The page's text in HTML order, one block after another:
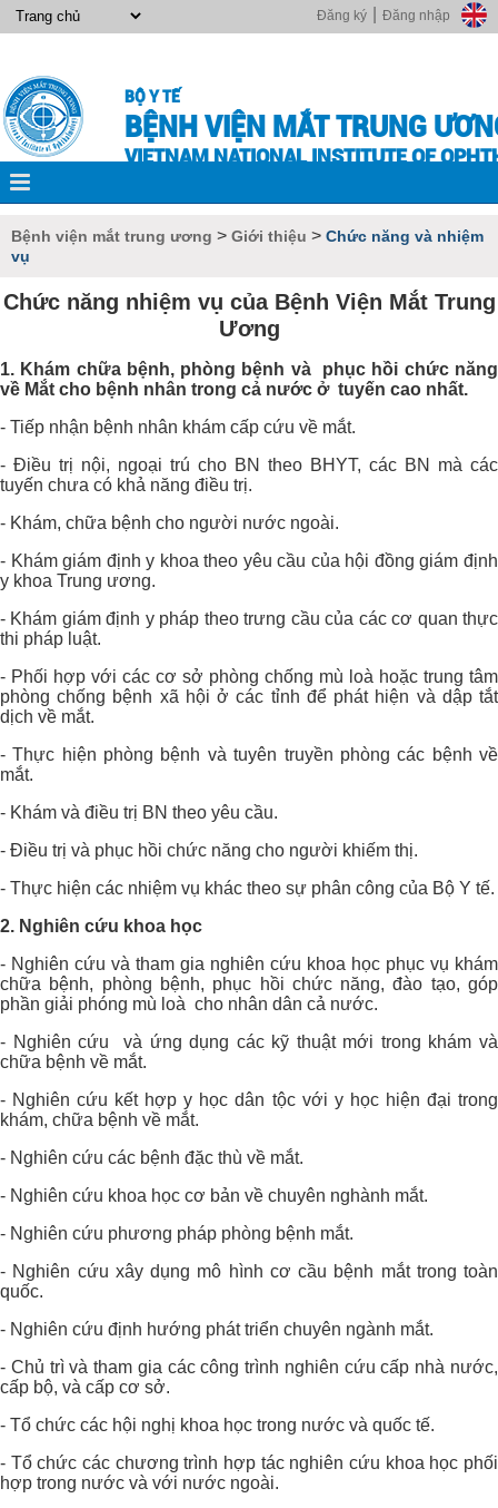
Đăng nhập
Đăng ký
BỘ Y TẾ
BỆNH VIỆN MẮT TRUNG
VIETNAM NATIONAL INSTITUTE OF
Bệnh viện mắt trung ương > Giới thiệu > Chức năng và nhiệm
vụ
Chức năng nhiệm vụ của Bệnh Viện Mắt Trung
Ương
1. Khám chữa bệnh, phòng bệnh và phục hồi chức năng
về Mắt cho bệnh nhân trong cả nước ở tuyến cao nhất.
- Tiếp nhận bệnh nhân khám cấp cứu về mắt.
- Điều trị nội, ngoại trú cho BN theo BHYT, các BN mà các
tuyến chưa có khả năng điều trị.
- Khám, chữa bệnh cho người nước ngoài.
- Khám giám định y khoa theo yêu cầu của hội đồng giám định
y khoa Trung ương.
- Khám giám định y pháp theo trưng cầu của các cơ quan thực
thi pháp luật.
- Phối hợp với các cơ sở phòng chống mù loà hoặc trung tâm
phòng chống bệnh xã hội ở các tỉnh để phát hiện và dập tắt
dịch về mắt.
- Thực hiện phòng bệnh và tuyên truyền phòng các bệnh về
mắt.
- Khám và điều trị BN theo yêu cầu.
- Điều trị và phục hồi chức năng cho người khiếm thị.
- Thực hiện các nhiệm vụ khác theo sự phân công của Bộ Y tế.
2. Nghiên cứu khoa học
- Nghiên cứu và tham gia nghiên cứu khoa học phục vụ khám
chữa bệnh, phòng bệnh, phục hồi chức năng, đào tạo, góp
phần giải phóng mù loà cho nhân dân cả nước.
- Nghiên cứu và ứng dụng các kỹ thuật mới trong khám và
chữa bệnh về mắt.
- Nghiên cứu kết hợp y học dân tộc với y học hiện đại trong
khám, chữa bệnh về mắt.
- Nghiên cứu các bệnh đặc thù về mắt.
- Nghiên cứu khoa học cơ bản về chuyên nghành mắt.
- Nghiên cứu phương pháp phòng bệnh mắt.
- Nghiên cứu xây dụng mô hình cơ cầu bệnh mắt trong toàn
quốc.
- Nghiên cứu định hướng phát triển chuyên ngành mắt.
- Chủ trì và tham gia các công trình nghiên cứu cấp nhà nước,
cấp bộ, và cấp cơ sở.
- Tổ chức các hội nghị khoa học trong nước và quốc tế.
- Tổ chức các chương trình hợp tác nghiên cứu khoa học phối
hợp trong nước và với nước ngoài.